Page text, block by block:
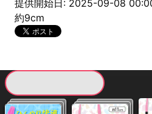
提供開始日: 2025-09-08
約9cm